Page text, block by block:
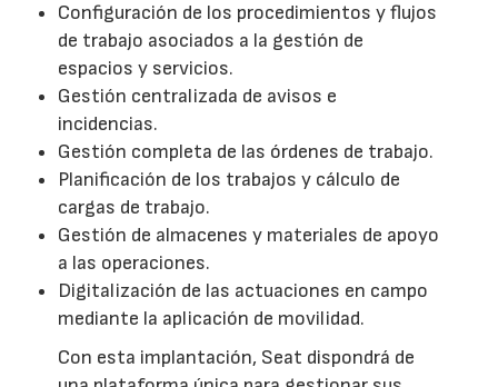
Configuración de los procedimientos y flujos
de trabajo asociados a la gestión de
espacios y servicios.
Gestión centralizada de avisos e
incidencias.
Gestión completa de las órdenes de trabajo.
Planificación de los trabajos y cálculo de
cargas de trabajo.
Gestión de almacenes y materiales de apoyo
a las operaciones.
Digitalización de las actuaciones en campo
mediante la aplicación de movilidad.
Con esta implantación, Seat dispondrá de